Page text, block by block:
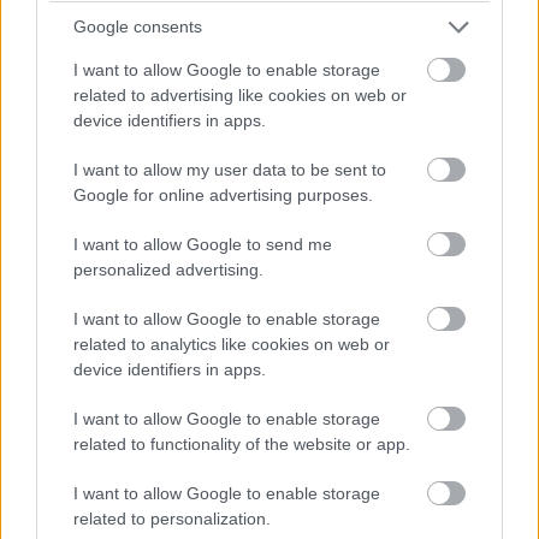
Google consents
I want to allow Google to enable storage
related to advertising like cookies on web or
device identifiers in apps.
I want to allow my user data to be sent to
Google for online advertising purposes.
I want to allow Google to send me
personalized advertising.
I want to allow Google to enable storage
related to analytics like cookies on web or
device identifiers in apps.
I want to allow Google to enable storage
related to functionality of the website or app.
I want to allow Google to enable storage
related to personalization.
csapadékos időjárás lenne segítségére, ám arra
talán ő sem számított, hogy kívánsága ilyen
gyorsan teljesül: délutánra akkora zivatar ért a
pálya fölé, hogy a második szabadedzésre Spa
alkalmatlanná vált a gyakorlásra.
: Kínai pilótával tesztelt a McLaren. Idén
debütál az F1-es versenynaptárban a Kínai
Nagydíj, ennek apropóján pedig úgy döntött a
McLaren, hogy tesztlehetőséget ad egy helyi
pilótának. A választás a Formula Renault-ban
versenyző Cheng Congfura esett, aki Brnóban
öt kört tehetett meg a wokingiak tavalyi
autójával.
: A Sauber az első csapat az F1-ben,
amelyik HANS-szal látja el versenyautóit. A fej